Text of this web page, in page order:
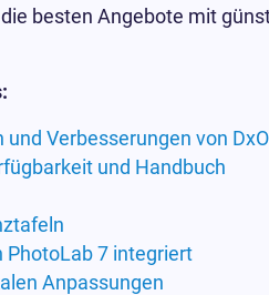
besten Angebote mit
Verbesserungen von
und Handbuch
PhotoLab 7 integriert
Anpassungen